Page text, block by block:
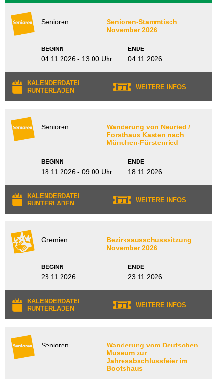
Senioren
Senioren-Stammtisch
November 2026
BEGINN
04.11.2026 - 13:00 Uhr
ENDE
04.11.2026
KALENDERDATEI
RUNTERLADEN
WEITERE INFOS
Senioren
Wanderung von Neuried /
Forsthaus Kasten nach
München-Fürstenried
BEGINN
18.11.2026 - 09:00 Uhr
ENDE
18.11.2026
KALENDERDATEI
RUNTERLADEN
WEITERE INFOS
Gremien
Bezirksausschusssitzung
November 2026
BEGINN
23.11.2026
ENDE
23.11.2026
KALENDERDATEI
RUNTERLADEN
WEITERE INFOS
Senioren
Wanderung vom Deutschen
Museum zur
Jahresabschlussfeier im
Bootshaus